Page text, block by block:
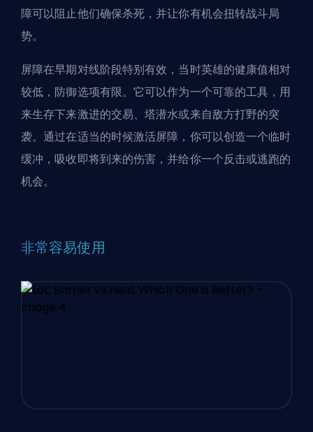
障可以阻止他们确保杀死，并让你有机会扭转战斗局
势。
屏障在早期对线阶段特别有效，当时英雄的健康值相对
较低，防御选项有限。它可以作为一个可靠的工具，用
来生存下来激进的交易、塔潜水或来自敌方打野的突
袭。通过在适当的时候激活屏障，你可以创造一个临时
缓冲，吸收即将到来的伤害，并给你一个反击或逃跑的
机会。
非常容易使用